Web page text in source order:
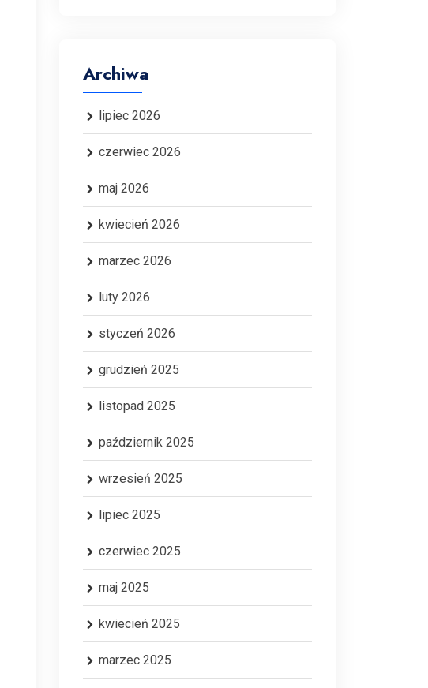
Archiwa
lipiec 2026
czerwiec 2026
maj 2026
kwiecień 2026
marzec 2026
luty 2026
styczeń 2026
grudzień 2025
listopad 2025
październik 2025
wrzesień 2025
lipiec 2025
czerwiec 2025
maj 2025
kwiecień 2025
marzec 2025